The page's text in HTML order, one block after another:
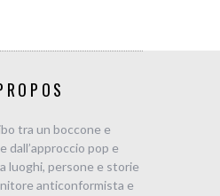
tra un boccone e
dall’approccio pop e
luoghi, persone e storie
anticonformista e